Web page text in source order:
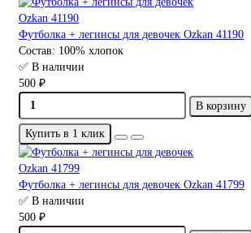
Футболка + легинсы для девочек Ozkan 41190
Состав: 100% хлопок
✅ В наличии
500 ₽
В корзину
Купить в 1 клик
Футболка + легинсы для девочек Ozkan 41799
✅ В наличии
500 ₽